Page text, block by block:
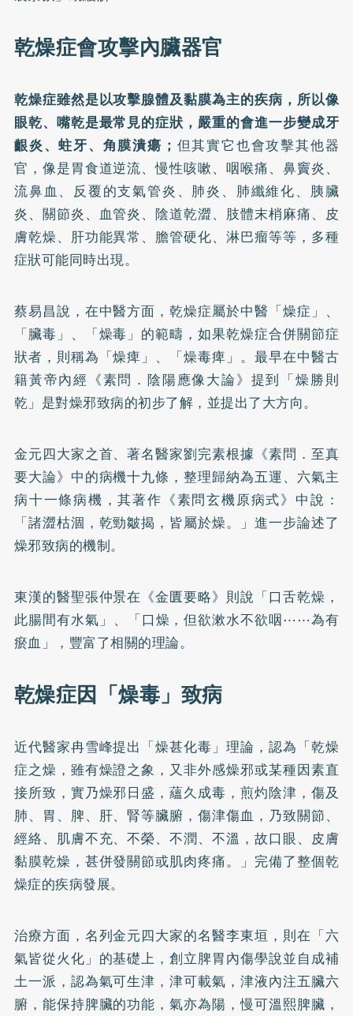
乾燥症會攻擊內臟器官
乾燥症雖然是以攻擊腺體及黏膜為主的疾病，所以像
眼乾、嘴乾是最常見的症狀，嚴重的會進一步變成牙
齦炎、蛀牙、角膜潰瘍； 但其實它也會攻擊其他器
官，像是胃食道逆流、慢性咳嗽、咽喉痛、鼻竇炎、
流鼻血、反覆的支氣管炎、肺炎、肺纖維化、胰臟
炎、關節炎、血管炎、陰道乾澀、肢體末梢麻痛、皮
膚乾燥、肝功能異常、膽管硬化、淋巴瘤等等，多種
症狀可能同時出現。
蔡易昌說，在中醫方面，乾燥症屬於中醫「燥症」、
「臟毒」、「燥毒」的範疇，如果乾燥症合併關節症
狀者，則稱為「燥痺」、「燥毒痺」。最早在中醫古
籍黃帝內經《素問．陰陽應像大論》提到「燥勝則
乾」是對燥邪致病的初步了解，並提出了大方向。
金元四大家之首、著名醫家劉完素根據《素問．至真
要大論》中的病機十九條，整理歸納為五運、六氣主
病十一條病機，其著作《素問玄機原病式》中說：
「諸澀枯涸，乾勁皺揭，皆屬於燥。」進一步論述了
燥邪致病的機制。
東漢的醫聖張仲景在《金匱要略》則說「口舌乾燥，
此腸間有水氣」、「口燥，但欲漱水不欲咽⋯⋯為有
瘀血」，豐富了相關的理論。
乾燥症因「燥毒」致病
近代醫家冉雪峰提出「燥甚化毒」理論，認為「乾燥
症之燥，雖有燥證之象，又非外感燥邪或某種因素直
接所致，實乃燥邪日盛，蘊久成毒，煎灼陰津，傷及
肺、胃、脾、肝、腎等臟腑，傷津傷血，乃致關節、
經絡、肌膚不充、不榮、不潤、不溫，故口眼、皮膚
黏膜乾燥，甚併發關節或肌肉疼痛。」完備了整個乾
燥症的疾病發展。
治療方面，名列金元四大家的名醫李東垣，則在「六
氣皆從火化」的基礎上，創立脾胃內傷學說並自成補
土一派，認為氣可生津，津可載氣，津液內注五臟六
腑，能保持脾臟的功能，氣亦為陽，慢可溫熙脾臟，